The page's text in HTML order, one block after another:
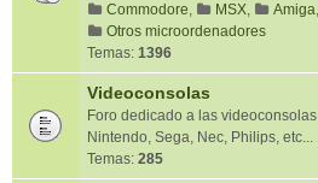
Commodore, MSX, Amiga,
Otros microordenadores
Temas: 1396
Videoconsolas
Foro dedicado a las
Nintendo, Sega, Nec, Philips, etc...
Temas: 285